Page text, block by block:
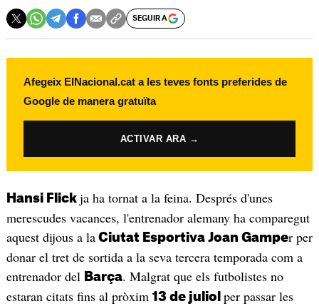
SEGUIR A
Afegeix ElNacional.cat a les teves fonts preferides de
Google de manera gratuïta
ACTIVAR ARA →
Hansi Flick ja ha tornat a la feina. Després d'unes
merescudes vacances, l'entrenador alemany ha comparegut
aquest dijous a laCiutat Esportiva Joan Gamper per
donar el tret de sortida a la seva tercera temporada com a
entrenador del Barça. Malgrat que els futbolistes no
estaran citats fins al pròxim 13 de juliol per passar les